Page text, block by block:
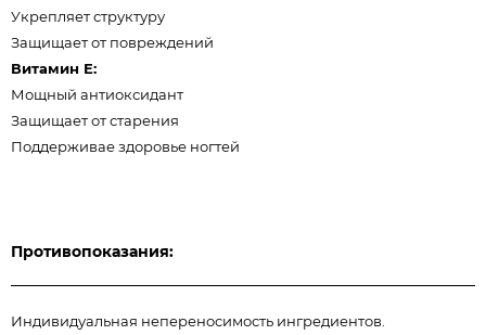
Укрепляет структуру
Защищает от повреждений
Витамин Е:
Мощный антиоксидант
Защищает от старения
Поддерживае здоровье ногтей
Противопоказания:
Индивидуальная непереносимость ингредиентов.